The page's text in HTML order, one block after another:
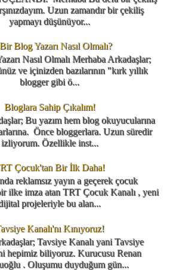
Uzun zamandır bir çekiliş
yapmayı düşünüyor...
Blog Yazarı Nasıl Olmalı?
Nasıl Olmalı Merhaba Arkadaşlar;
ve içinizden bazılarının "kırk yıllık
blogger gibi ö...
Bloglara Sahip Çıkalım!
Bu yazım hem blog okuyucularına
Önce bloggerlara. Uzun süredir
izliyorum. Özellikle inst...
Çocuk'tan Bir İlk Daha!
reklamsız yayın a geçerek çocuk
ilke imza atan TRT Çocuk Kanalı , yeni
projeleriyle bu alan...
Kanalı'nı Kınıyoruz!
Tavsiye Kanalı yani Tavsiye
hepimiz biliyoruz. Kurucusu Renan
. Oluşumu duyduğum gün...